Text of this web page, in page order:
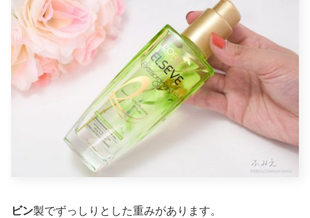
ビン製でずっしりとした重みがあります。